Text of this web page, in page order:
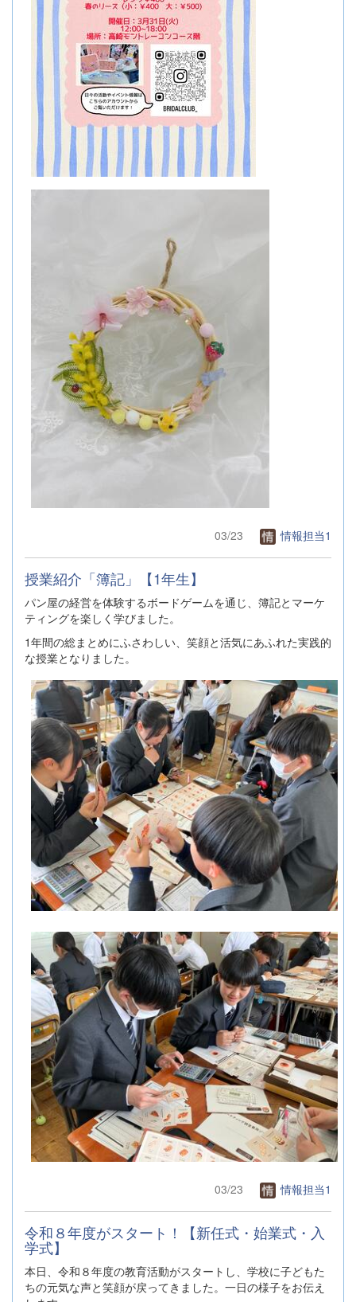
03/23 情報担当1
授業紹介「簿記」【1年生】
パン屋の経営を体験するボードゲームを通じ、簿記とマーケ
ティングを楽しく学びました。
1年間の総まとめにふさわしい、笑顔と活気にあふれた実践的
な授業となりました。
03/23 情報担当1
令和８年度がスタート！【新任式・始業式・入
学式】
本日、令和８年度の教育活動がスタートし、学校に子どもた
ちの元気な声と笑顔が戻ってきました。一日の様子をお伝え